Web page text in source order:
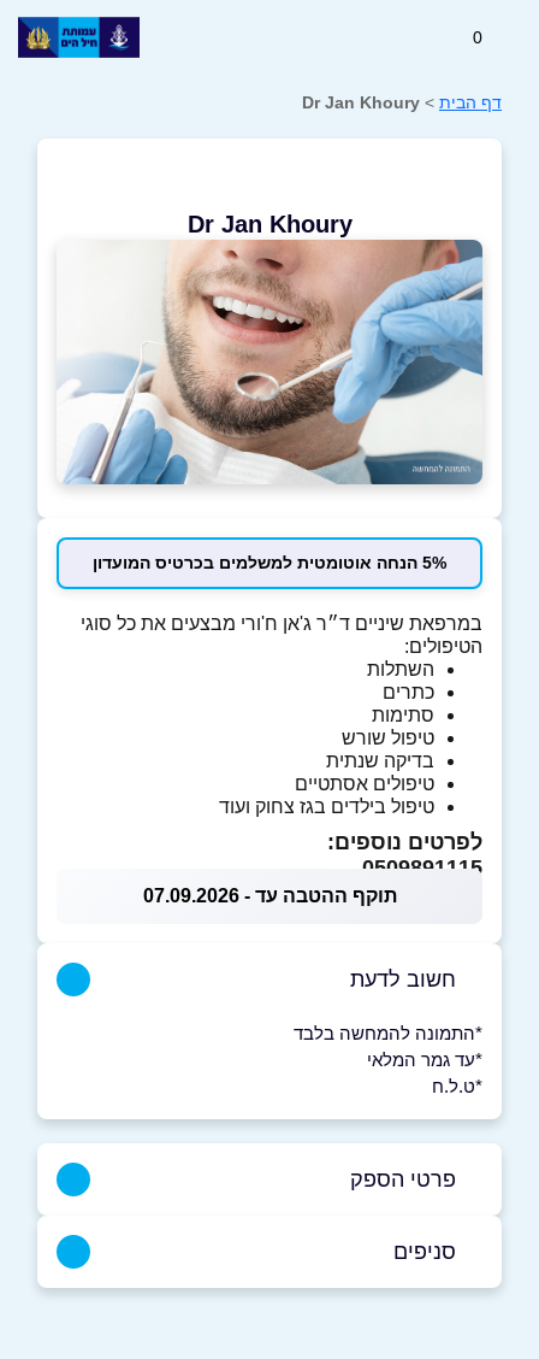
0
דף הבית >
Dr Jan Khoury
Dr Jan Khoury
5% הנחה אוטומטית למשלמים בכרטיס המועדון
במרפאת שיניים ד״ר ג'אן ח'ורי מבצעים את כל סוגי
הטיפולים:
השתלות
כתרים
סתימות
טיפול שורש
בדיקה שנתית
טיפולים אסתטיים
טיפול בילדים בגז צחוק ועוד
לפרטים נוספים:
0509891115
תוקף ההטבה עד - 07.09.2026
חשוב לדעת
*התמונה להמחשה בלבד
*עד גמר המלאי
*ט.ל.ח
פרטי הספק
סניפים